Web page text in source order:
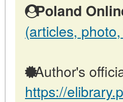
Poland
(articles,
Author's
https://